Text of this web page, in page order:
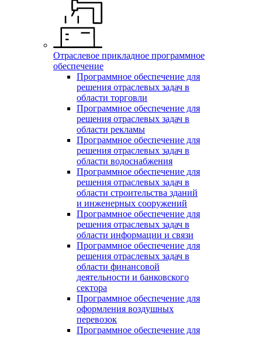
Отраслевое прикладное программное
обеспечение
Программное обеспечение для
решения отраслевых задач в
области торговли
Программное обеспечение для
решения отраслевых задач в
области рекламы
Программное обеспечение для
решения отраслевых задач в
области водоснабжения
Программное обеспечение для
решения отраслевых задач в
области строительства зданий
и инженерных сооружений
Программное обеспечение для
решения отраслевых задач в
области информации и связи
Программное обеспечение для
решения отраслевых задач в
области финансовой
деятельности и банковского
сектора
Программное обеспечение для
оформления воздушных
перевозок
Программное обеспечение для